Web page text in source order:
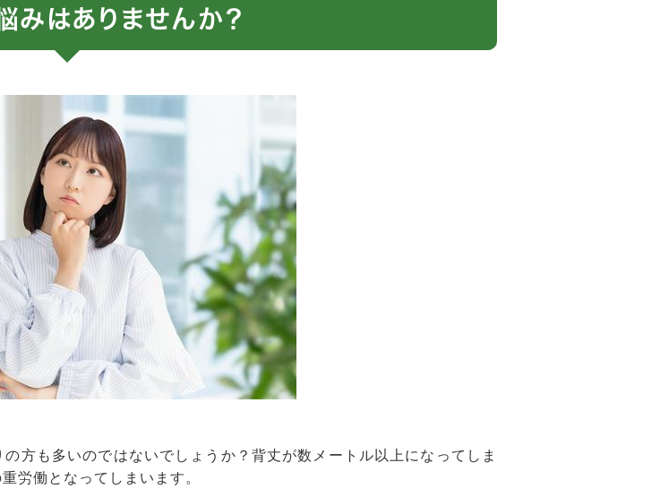
みはありませんか？
方も多いのではないでしょうか？背丈が数メートル以上になってしま
労働となってしまいます。